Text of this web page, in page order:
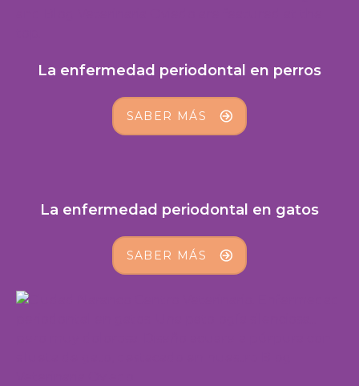
La enfermedad periodontal en perros
SABER MÁS
La enfermedad periodontal en gatos
SABER MÁS